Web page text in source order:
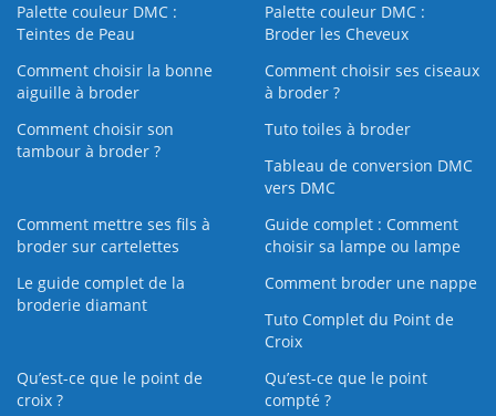
Palette couleur DMC :
Teintes de Peau
Palette couleur DMC :
Broder les Cheveux
Comment choisir la bonne
aiguille à broder
Comment choisir ses ciseaux
à broder ?
Comment choisir son
tambour à broder ?
Tuto toiles à broder
Tableau de conversion DMC
vers DMC
Comment mettre ses fils à
broder sur cartelettes
Guide complet : Comment
choisir sa lampe ou lampe
Le guide complet de la
broderie diamant
Comment broder une nappe
Tuto Complet du Point de
Croix
Qu’est-ce que le point de
croix ?
Qu’est-ce que le point
compté ?